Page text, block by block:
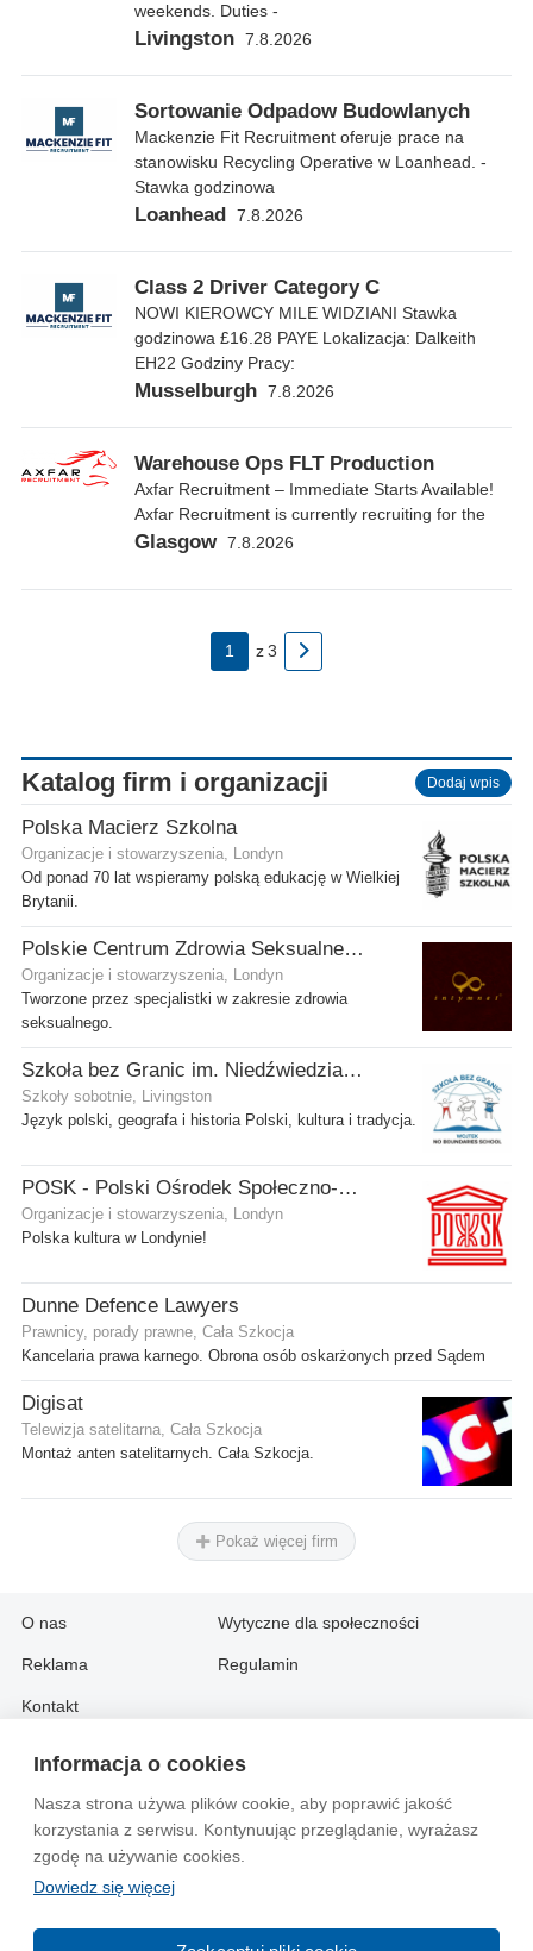
Informacja o cookies
Nasza strona używa plików cookie, aby poprawić jakość
korzystania z serwisu. Kontynuując przeglądanie, wyrażasz
zgodę na używanie cookies.
Dowiedz się więcej
weekends. Duties -
Livingston 7.8.2026
Sortowanie Odpadow Budowlanych
Mackenzie Fit Recruitment oferuje prace na
stanowisku Recycling Operative w Loanhead. -
Stawka godzinowa
Loanhead 7.8.2026
Class 2 Driver Category C
NOWI KIEROWCY MILE WIDZIANI Stawka
godzinowa £16.28 PAYE Lokalizacja: Dalkeith
EH22 Godziny Pracy:
Musselburgh 7.8.2026
Warehouse Ops FLT Production
Axfar Recruitment – Immediate Starts Available!
Axfar Recruitment is currently recruiting for the
Glasgow 7.8.2026
1 z3
Katalog firm i organizacji Dodaj wpis
Polska Macierz Szkolna
Organizacje i stowarzyszenia, Londyn
Od ponad 70 lat wspieramy polską edukację w Wielkiej
Brytanii.
Polskie Centrum Zdrowia Seksualnego
Organizacje i stowarzyszenia, Londyn
Tworzone przez specjalistki w zakresie zdrowia
seksualnego.
Szkoła bez Granic im. Niedźwiedzia Wojtka
Szkoły sobotnie, Livingston
Język polski, geografa i historia Polski, kultura i tradycja.
POSK - Polski Ośrodek Społeczno-Kulturalny
Organizacje i stowarzyszenia, Londyn
Polska kultura w Londynie!
Dunne Defence Lawyers
Prawnicy, porady prawne, Cała Szkocja
Kancelaria prawa karnego. Obrona osób oskarżonych przed Sądem
Digisat
Telewizja satelitarna, Cała Szkocja
Montaż anten satelitarnych. Cała Szkocja.
Pokaż więcej firm
O nas
Reklama
Kontakt
Wytyczne dla społeczności
Regulamin
Information in English:
About
Advertise
Contact